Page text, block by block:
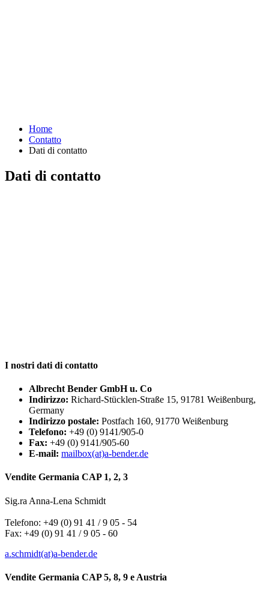
Home
Contatto
Dati di contatto
Dati di contatto
I nostri dati di contatto
Albrecht Bender GmbH u. Co
Indirizzo: Richard-Stücklen-Straße 15, 91781 Weißenburg,
Germany
Indirizzo postale: Postfach 160, 91770 Weißenburg
Telefono: +49 (0) 9141/905-0
Fax: +49 (0) 9141/905-60
E-mail: mailbox(at)a-bender.de
Vendite Germania CAP 1, 2, 3
Sig.ra Anna-Lena Schmidt
Telefono: +49 (0) 91 41 / 9 05 - 54
Fax: +49 (0) 91 41 / 9 05 - 60
a.schmidt(at)a-bender.de
Vendite Germania CAP 5, 8, 9 e Austria